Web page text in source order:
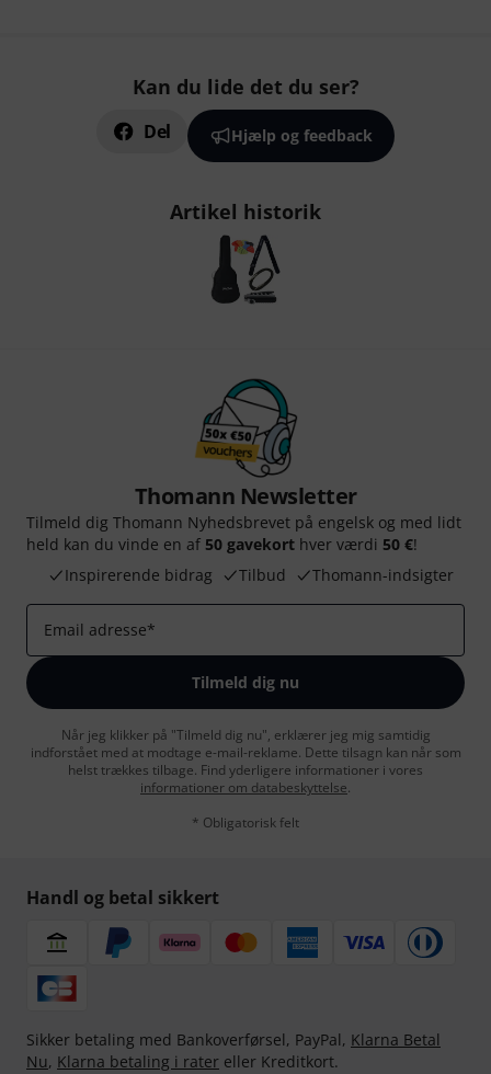
Kan du lide det du ser?
Del Hjælp og feedback
Artikel historik
Thomann Newsletter
Tilmeld dig Thomann Nyhedsbrevet på engelsk og med lidt
held kan du vinde en af 50 gavekort hver værdi 50 €!
Inspirerende bidrag
Tilbud Thomann-indsigter
Email adresse*
Tilmeld dig nu
Når jeg klikker på "Tilmeld dig nu", erklærer jeg mig samtidig
indforstået med at modtage e-mail-reklame. Dette tilsagn kan når som
helst trækkes tilbage. Find yderligere informationer i vores
informationer om databeskyttelse.
* Obligatorisk felt
Handl og betal sikkert
Sikker betaling med Bankoverførsel, PayPal, Klarna Betal
Nu, Klarna betaling i rater eller Kreditkort.